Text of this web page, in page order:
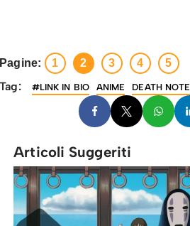
Pagine: 1 2 3 4 5
Tag: #LINK IN BIO ANIME DEATH NOTE
Articoli Suggeriti